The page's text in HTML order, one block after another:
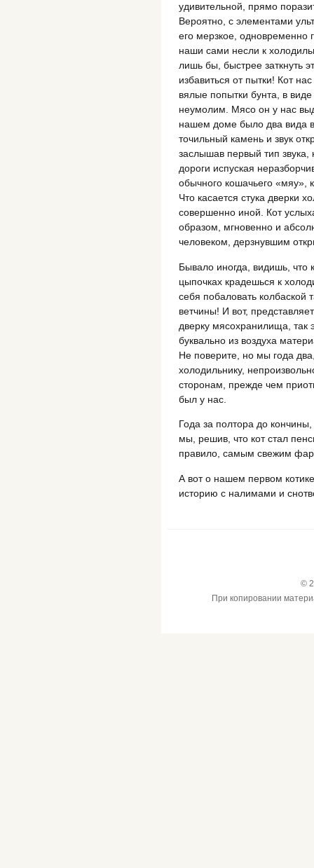
удивительной, прямо
Вероятно, с элементами
его мерзкое, одновременно
наши сами несли к
лишь бы, быстрее заткнуть
избавиться от пытки! Кот
вялые попытки бунта, в
неумолим. Мясо он у нас
нашем доме было два вида
точильный камень и звук
заслышав первый тип звука,
дороги испуская
обычного кошачьего «мяу»,
Что касается стука дверки
совершенно иной. Кот
образом, мгновенно и
человеком, дерзнувшим
Бывало иногда, видишь, что
цыпочках крадешься к
себя побаловать колбаской
ветчины! И вот,
дверку мясохранилища, так
буквально из воздуха
Не поверите, но мы года
холодильнику,
сторонам, прежде чем
был у нас.
Года за полтора до
мы, решив, что кот стал
правило, самым свежим
А вот о нашем первом
историю с налимами и
©
При копировании